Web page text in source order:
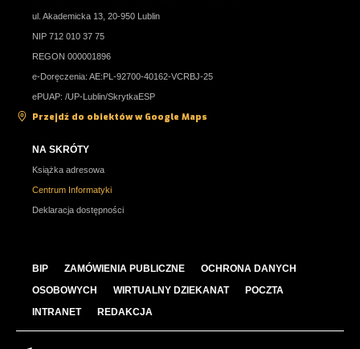
ul. Akademicka 13, 20-950 Lublin
NIP 712 010 37 75
REGON 000001896
e-Doręczenia: AE:PL-92700-40162-VCRBJ-25
ePUAP: /UP-Lublin/SkrytkaESP
Przejdź do obiektów w Google Maps
NA SKRÓTY
Książka adresowa
Centrum Informatyki
Deklaracja dostępności
BIP ZAMÓWIENIA PUBLICZNE
OCHRONA DANYCH
OSOBOWYCH
WIRTUALNY DZIEKANAT
POCZTA
INTRANET
REDAKCJA